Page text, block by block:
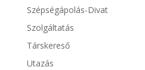
Szépségápolás-Divat
Szolgáltatás
Társkereső
Utazás